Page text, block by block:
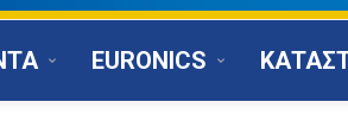
EURONICS